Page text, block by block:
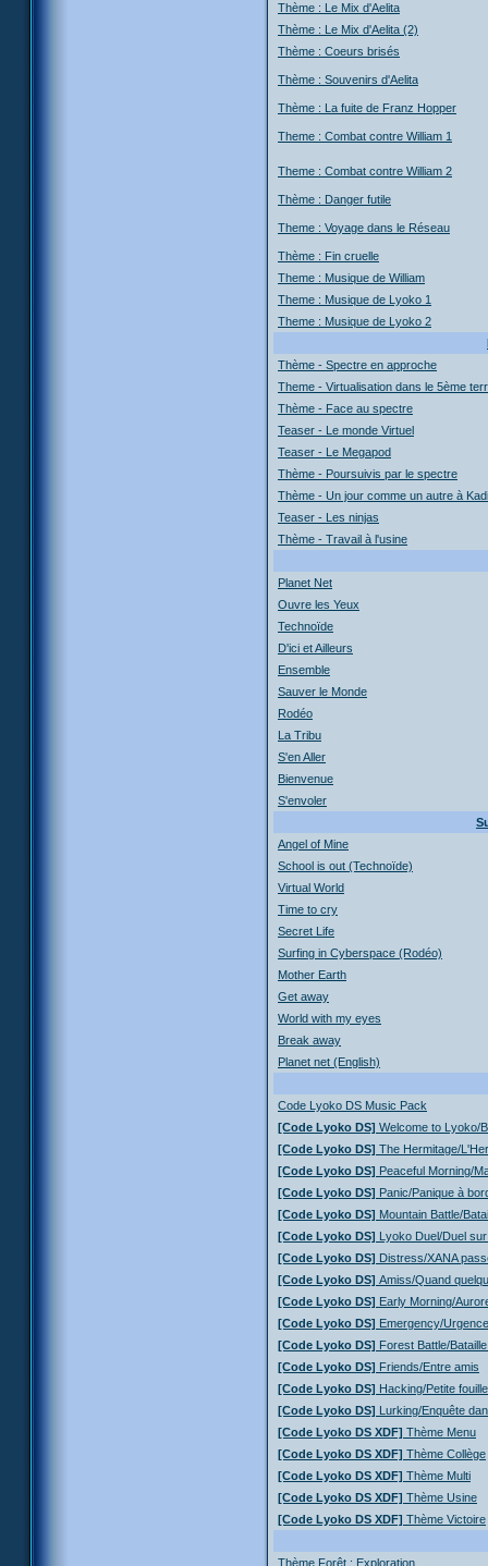
Thème : Le Mix d'Aelita
Thème : Le Mix d'Aelita (2)
Thème : Coeurs brisés
Thème : Souvenirs d'Aelita
Thème : La fuite de Franz Hopper
Theme : Combat contre William 1
Theme : Combat contre William 2
Thème : Danger futile
Theme : Voyage dans le Réseau
Thème : Fin cruelle
Theme : Musique de William
Theme : Musique de Lyoko 1
Theme : Musique de Lyoko 2
Thème - Spectre en approche
Theme - Virtualisation dans le 5ème
Thème - Face au spectre
Teaser - Le monde Virtuel
Teaser - Le Megapod
Thème - Poursuivis par le spectre
Thème - Un jour comme un autre à
Teaser - Les ninjas
Thème - Travail à l'usine
Planet Net
Ouvre les Yeux
Technoïde
D'ici et Ailleurs
Ensemble
Sauver le Monde
Rodéo
La Tribu
S'en Aller
Bienvenue
S'envoler
Angel of Mine
School is out (Technoïde)
Virtual World
Time to cry
Secret Life
Surfing in Cyberspace (Rodéo)
Mother Earth
Get away
World with my eyes
Break away
Planet net (English)
Code Lyoko DS Music Pack
[Code Lyoko DS] Welcome to Lyoko/
[Code Lyoko DS] The Hermitage/
[Code Lyoko DS] Peaceful Morning/
[Code Lyoko DS] Panic/Panique à
[Code Lyoko DS] Mountain Battle/
[Code Lyoko DS] Lyoko Duel/Duel
[Code Lyoko DS] Distress/XANA
[Code Lyoko DS] Amiss/Quand
[Code Lyoko DS] Early Morning/
[Code Lyoko DS] Emergency/
[Code Lyoko DS] Forest Battle/
[Code Lyoko DS] Friends/Entre amis
[Code Lyoko DS] Hacking/Petite
[Code Lyoko DS] Lurking/Enquête
[Code Lyoko DS XDF] Thème Menu
[Code Lyoko DS XDF] Thème Collège
[Code Lyoko DS XDF] Thème Multi
[Code Lyoko DS XDF] Thème Usine
[Code Lyoko DS XDF] Thème Victoire
Thème Forêt : Exploration